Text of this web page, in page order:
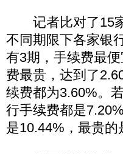
记者比对了15家
不同期限下各家银
有3期，手续费最
费最贵，达到了
续费都为3.60%。
行手续费都是
是10.44%，最贵